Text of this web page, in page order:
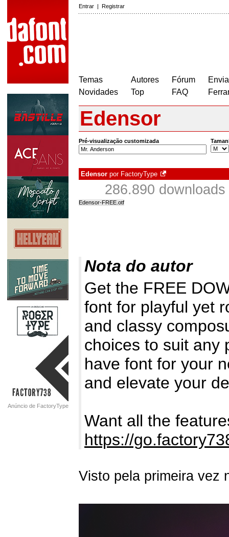
Entrar | Registrar
Temas
Novidades
Autores
Top
Fórum
FAQ
Anúncio de FactoryType
Edensor
Pré-visualização customizada
Edensor por FactoryType
286.890
Edensor-FREE.otf
Nota do autor
Get the FREE
font for playful yet
and classy
choices to suit any
have font for your
and elevate your
Want all the
https://
Visto pela primeira vez